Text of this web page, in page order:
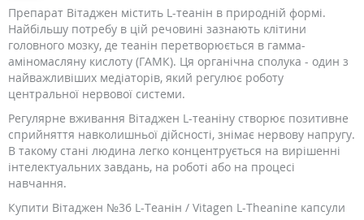
Препарат Вітаджен містить L-теанін в природній формі.
Найбільшу потребу в цій речовині зазнають клітини
головного мозку, де теанін перетворюється в гамма-
аміномасляну кислоту (ГАМК). Ця органічна сполука - один з
найважливіших медіаторів, який регулює роботу
центральної нервової системи.
Регулярне вживання Вітаджен L-теаніну створює позитивне
сприйняття навколишньої дійсності, знімає нервову напругу.
В такому стані людина легко концентрується на вирішенні
інтелектуальних завдань, на роботі або на процесі
навчання.
Купити Вітаджен №36 L-Теанін / Vitagen L-Theanine капсули